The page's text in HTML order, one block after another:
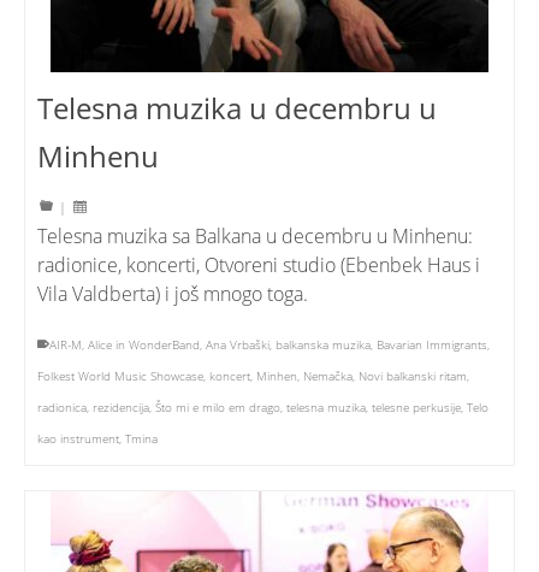
Telesna muzika u decembru u
Minhenu
|
Telesna muzika sa Balkana u decembru u Minhenu:
radionice, koncerti, Otvoreni studio (Ebenbek Haus i
Vila Valdberta) i još mnogo toga.
AIR-M, Alice in WonderBand, Ana Vrbaški, balkanska muzika, Bavarian Immigrants,
Folkest World Music Showcase, koncert, Minhen, Nemačka, Novi balkanski ritam,
radionica, rezidencija, Što mi e milo em drago, telesna muzika, telesne perkusije, Telo
kao instrument, Tmina